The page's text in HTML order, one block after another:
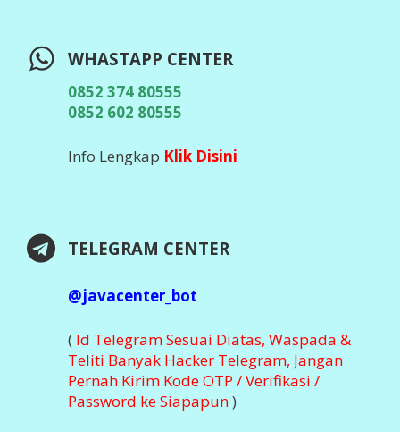
WHASTAPP CENTER
0852 374 80555
0852 602 80555
Info Lengkap Klik Disini
TELEGRAM CENTER
@javacenter_bot
( Id Telegram Sesuai Diatas, Waspada &
Teliti Banyak Hacker Telegram, Jangan
Pernah Kirim Kode OTP / Verifikasi /
Password ke Siapapun)